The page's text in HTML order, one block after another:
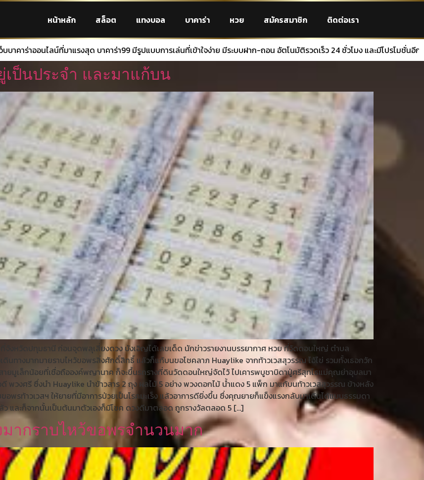
หน้าหลัก สล็อต แทงบอล บาคาร่า หวย สมัครสมาชิก ติดต่อเรา
งสุด บาคาร่า99 มีรูปแบบการเล่นที่เข้าใจง่าย มีระบบฝาก-ถอน อัตโนมัติรวดเร็ว 24 ชั่วโมง และมีโปรโมชั่นอีกเพียบ อยากรวยคลิกเลย
เป็นประจำ และมาแก้บน
จังหวัดปทุมธานี ก่อนจุดพลุเสี่ยงดวง บังเอิญได้เลขเด็ด นักข่าวรายงานบรรยากาศ หวย ที่วัดดอนใหญ่ ตำบล
นทางมากมายราบไหว้ขอพรสิ่งศักดิ์สิทธิ์ แล้วก็แก้บนขอโชคลาภ Huaylike จากท้าวเวสสุวรรณ ไอ้ไข่ รวมทั้งเธอกวัก
ยมูเล็กน้อยที่เชื่อถือองค์พญานาค ก็จะขึ้นรถรางที่ดินวัดดอนใหญ่จัดไว้ ไปเคารพบูชาบิดาปู่ศรีสุทโธแม่คุณย่าอุบลมา
วงศรี ซึ่งนำ Huaylike นำข้าวสาร 2 ถุง ผลไม้ 5 อย่าง พวงดอกไม้ น้ำแดง 5 แพ็ก มาแก้บนท้าวเวสสุวรรณ ข้างหลัง
อพรท้าวเวสฯ ให้ยายที่มีอาการป่วยเป็นโรคมะเร็ง แล้วอาการดียิ่งขึ้น ซึ่งคุณยายก็แข็งแรงกลับมาเดินได้แบบธรรมดา
ว และก็จากนั้นเป็นต้นมาตัวเองก็มีโชค ดวงดีมาตลอด ถูกรางวัลตลอด 5 […]
มากราบไหว้ขอพรจำนวนมาก